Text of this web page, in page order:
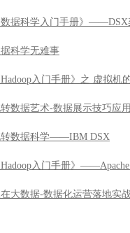
数据科学入门手册》
科学无难事
入门手册》之 虚拟机
数据艺术-数据展示技巧应
转数据科学——IBM DSX
入门手册》
大数据-数据化运营落地实